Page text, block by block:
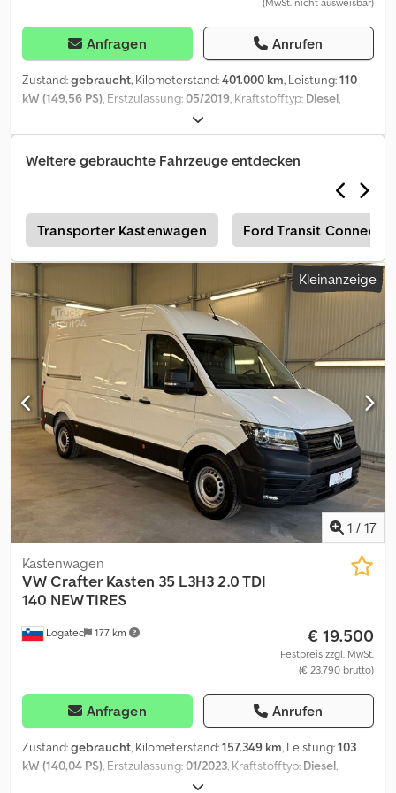
Anfragen Anrufen
Zustand:gebraucht, Kilometerstand:401.000 km, Leistung:110
kW (149,56 PS), Erstzulassung:05/2019, Kraftstofftyp: Diesel,
, Ausstattung:
Stabilitätsprogramm (ESP), Klimaanlage, Zentralverriegelung,
Besichtigung nach telefonischer Vereinbarung. Chodpozqxqmefx
Weitere gebrauchte Fahrzeuge entdecken
Transporter Kastenwagen Ford Transit Connect
Kleinanzeige
1 / 17
Logatec 177 km
Kastenwagen
VWCrafter Kasten 35 L3H3 2.0 TDI
140 NEW TIRES
€ 19.500
Festpreis zzgl. MwSt.
(€ 23.790 brutto)
Anfragen Anrufen
Zustand:gebraucht, Kilometerstand:157.349 km, Leistung:103
kW (140,04 PS), Erstzulassung:01/2023, Kraftstofftyp: Diesel,
, Farbe:Weiß